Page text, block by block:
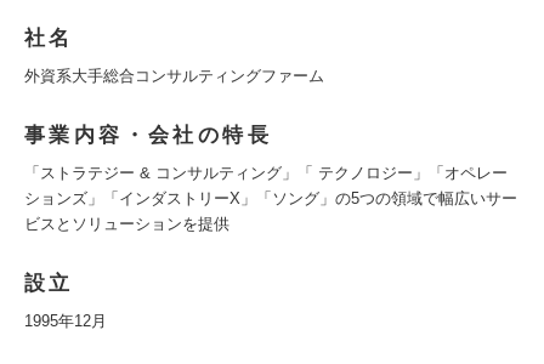
社名
外資系大手総合コンサルティングファーム
事業内容・会社の特長
「ストラテジー & コンサルティング」「 テクノロジー」「オペレー
ションズ」「インダストリーX」「ソング」の5つの領域で幅広いサー
ビスとソリューションを提供
設立
1995年12月